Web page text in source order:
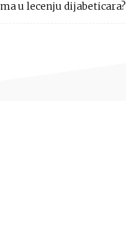
u lecenju dijabeticara?